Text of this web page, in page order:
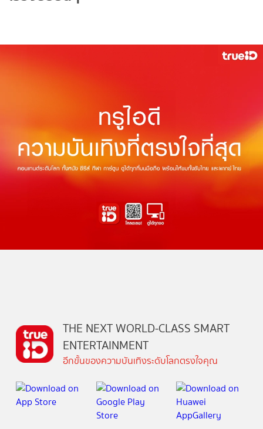
THE NEXT WORLD-CLASS SMART
ENTERTAINMENT
อีกขั้นของความบันเทิงระดับโลกตรงใจคุณ